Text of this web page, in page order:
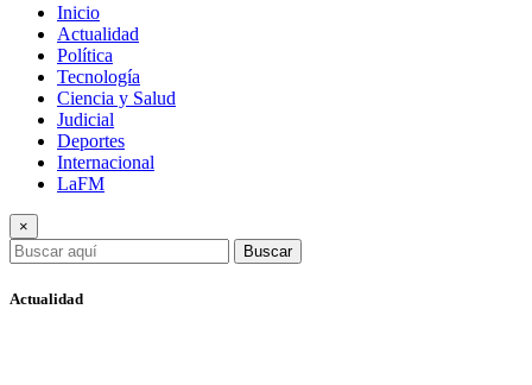
Inicio
Actualidad
Política
Tecnología
Ciencia y Salud
Judicial
Deportes
Internacional
LaFM
×
Buscar
Actualidad